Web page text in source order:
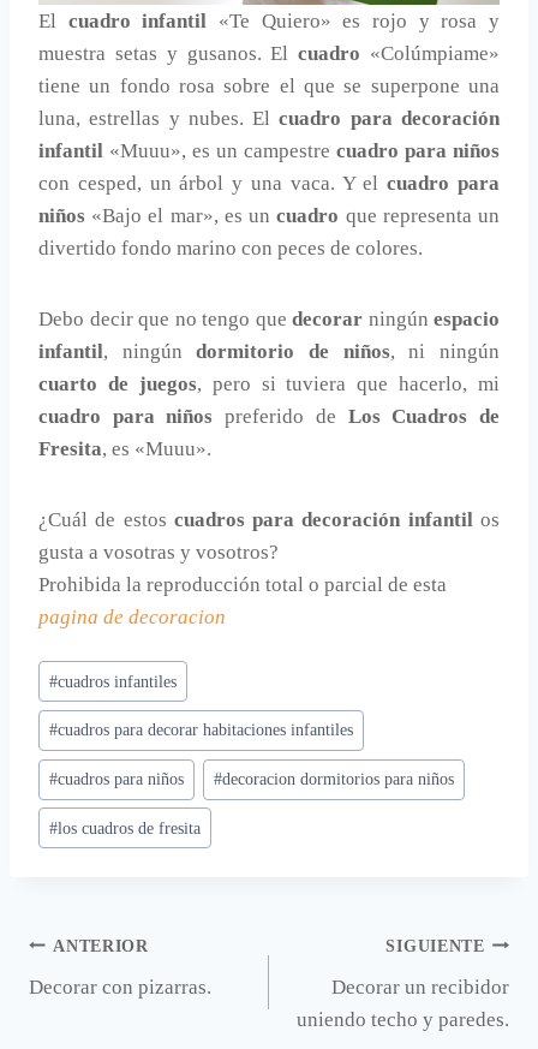
El cuadro infantil «Te Quiero» es rojo y rosa y
muestra setas y gusanos. Elcuadro «Colúmpiame»
tiene un fondo rosa sobre el que se superpone una
luna, estrellas y nubes. Elcuadro para decoración
infantil «Muuu», es un campestre cuadro para niños
con cesped, un árbol y una vaca. Y elcuadro para
niños «Bajo el mar», es uncuadro que representa un
divertido fondo marino con peces de colores.
Debo decir que no tengo que decorar ningún espacio
infantil, ningúndormitorio de niños, ni ningún
cuarto de juegos, pero si tuviera que hacerlo, mi
cuadro para niños preferido de Los Cuadros de
Fresita, es «Muuu».
¿Cuál de estos cuadros para decoración infantil os
gusta a vosotras y vosotros?
Prohibida la reproducción total o parcial de esta
pagina de decoracion
Etiquetas
de
la
entrada:
#cuadros infantiles
#cuadros para decorar habitaciones infantiles
#cuadros para niños #decoracion dormitorios para niños
#los cuadros de fresita
Navegación
de
ANTERIOR
Decorar con pizarras.
SIGUIENTE
Decorar un recibidor
uniendo techo y paredes.